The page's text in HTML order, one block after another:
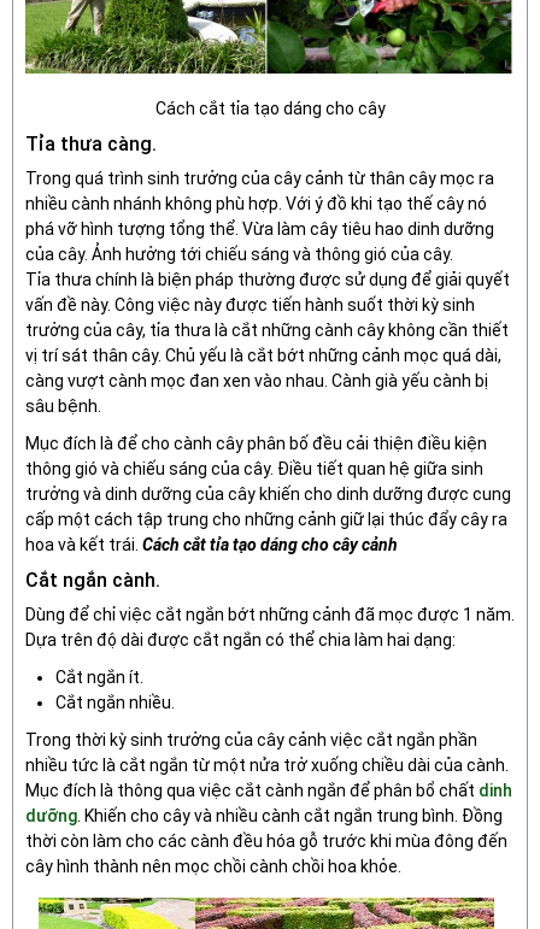
Cách cắt tỉa tạo dáng cho cây
Tỉa thưa càng.
Trong quá trình sinh trưởng của cây cảnh từ thân cây mọc ra
nhiều cành nhánh không phù hợp. Với ý đồ khi tạo thế cây nó
phá vỡ hình tượng tổng thể. Vừa làm cây tiêu hao dinh dưỡng
của cây. Ảnh hưởng tới chiếu sáng và thông gió của cây.
Tỉa thưa chính là biện pháp thường được sử dụng để giải quyết
vấn đề này. Công việc này được tiến hành suốt thời kỳ sinh
trưởng của cây, tỉa thưa là cắt những cành cây không cần thiết
vị trí sát thân cây. Chủ yếu là cắt bớt những cảnh mọc quá dài,
càng vượt cành mọc đan xen vào nhau. Cành già yếu cành bị
sâu bệnh.
Mục đích là để cho cành cây phân bố đều cải thiện điều kiện
thông gió và chiếu sáng của cây. Điều tiết quan hệ giữa sinh
trưởng và dinh dưỡng của cây khiến cho dinh dưỡng được cung
cấp một cách tập trung cho những cảnh giữ lại thúc đẩy cây ra
hoa và kết trái. Cách cắt tỉa tạo dáng cho cây cảnh
Cắt ngắn cành.
Dùng để chỉ việc cắt ngắn bớt những cảnh đã mọc được 1 năm.
Dựa trên độ dài được cắt ngắn có thể chia làm hai dạng:
Cắt ngắn ít.
Cắt ngắn nhiều.
Trong thời kỳ sinh trưởng của cây cảnh việc cắt ngắn phần
nhiều tức là cắt ngắn từ một nửa trở xuống chiều dài của cành.
Mục đích là thông qua việc cắt cành ngắn để phân bổ chất dinh
dưỡng . Khiến cho cây và nhiều cành cắt ngắn trung bình. Đồng
thời còn làm cho các cành đều hóa gỗ trước khi mùa đông đến
cây hình thành nên mọc chồi cành chồi hoa khỏe.